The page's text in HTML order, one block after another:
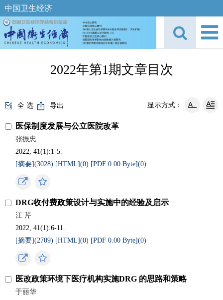
中国卫生经济
2022年第1期文章目次
全 选 导出 显示方式：
医保制度发展与公立医院改革
张振忠
2022, 41(1):1-5.
[摘要](3028) [HTML](0) [PDF 0.00 Byte](0)
DRG收付费政策设计与实施中的经验及启示
江 芹
2022, 41(1):6-11.
[摘要](2709) [HTML](0) [PDF 0.00 Byte](0)
医改政策环境下医疗机构实施DRG 的思路和策略
于丽华